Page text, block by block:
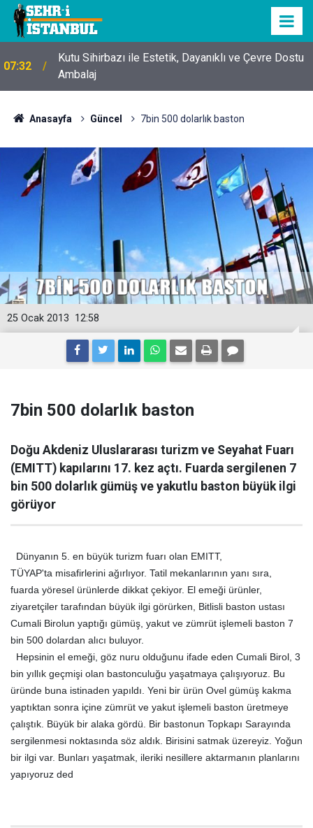
07:32
Kutu Sihirbazı ile Estetik, Dayanıklı ve Çevre Dostu
Ambalaj
Anasayfa Güncel 7bin 500 dolarlık baston
12:58
25 Ocak 2013
7bin 500 dolarlık baston
Doğu Akdeniz Uluslararası turizm ve Seyahat Fuarı
(EMITT) kapılarını 17. kez açtı. Fuarda sergilenen 7
bin 500 dolarlık gümüş ve yakutlu baston büyük ilgi
görüyor
Dünyanın 5. en büyük turizm fuarı olan EMITT,
TÜYAP'ta misafirlerini ağırlıyor. Tatil mekanlarının yanı sıra,
fuarda yöresel ürünlerde dikkat çekiyor. El emeği ürünler,
ziyaretçiler tarafından büyük ilgi görürken, Bitlisli baston ustası
Cumali Birolun yaptığı gümüş, yakut ve zümrüt işlemeli baston 7
bin 500 dolardan alıcı buluyor.
Hepsinin el emeği, göz nuru olduğunu ifade eden Cumali Birol, 3
bin yıllık geçmişi olan bastonculuğu yaşatmaya çalışıyoruz. Bu
üründe buna istinaden yapıldı. Yeni bir ürün Ovel gümüş kakma
yaptıktan sonra içine zümrüt ve yakut işlemeli baston üretmeye
çalıştık. Büyük bir alaka gördü. Bir bastonun Topkapı Sarayında
sergilenmesi noktasında söz aldık. Birisini satmak üzereyiz. Yoğun
bir ilgi var. Bunları yaşatmak, ileriki nesillere aktarmanın planlarını
yapıyoruz ded